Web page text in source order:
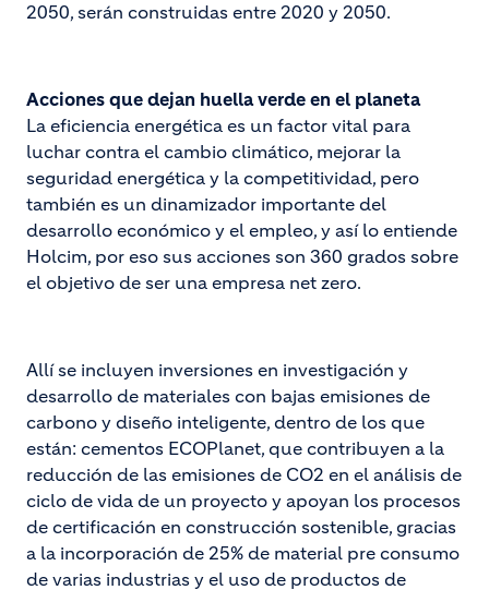
2050, serán construidas entre 2020 y 2050.
Acciones que dejan huella verde en el planeta
La eficiencia energética es un factor vital para
luchar contra el cambio climático, mejorar la
seguridad energética y la competitividad, pero
también es un dinamizador importante del
desarrollo económico y el empleo, y así lo entiende
Holcim, por eso sus acciones son 360 grados sobre
el objetivo de ser una empresa net zero.
Allí se incluyen inversiones en investigación y
desarrollo de materiales con bajas emisiones de
carbono y diseño inteligente, dentro de los que
están: cementos ECOPlanet, que contribuyen a la
reducción de las emisiones de CO2 en el análisis de
ciclo de vida de un proyecto y apoyan los procesos
de certificación en construcción sostenible, gracias
a la incorporación de 25% de material pre consumo
de varias industrias y el uso de productos de